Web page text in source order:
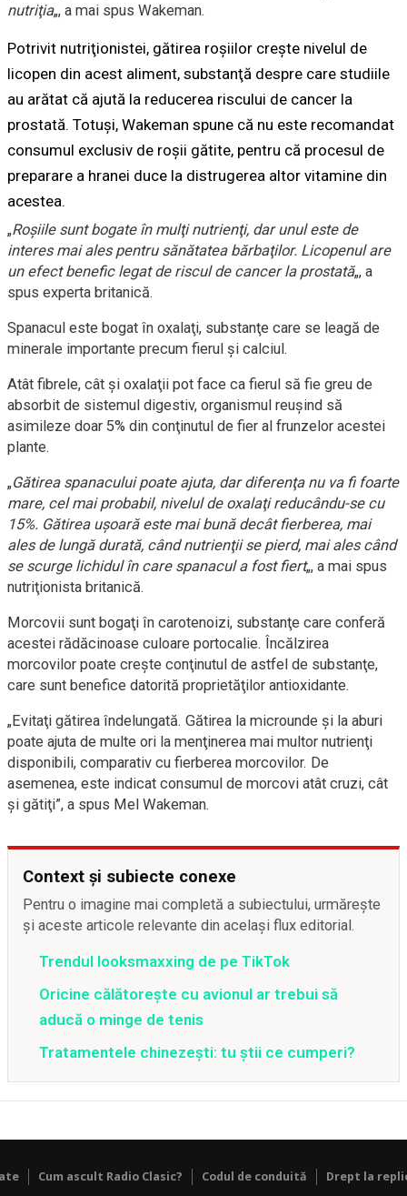
nutriţia„, a mai spus Wakeman.
Potrivit nutriţionistei, gătirea roşiilor creşte nivelul de
licopen din acest aliment, substanţă despre care studiile
au arătat că ajută la reducerea riscului de cancer la
prostată. Totuşi, Wakeman spune că nu este recomandat
consumul exclusiv de roşii gătite, pentru că procesul de
preparare a hranei duce la distrugerea altor vitamine din
acestea.
„Roşiile sunt bogate în mulţi nutrienţi, dar unul este de
interes mai ales pentru sănătatea bărbaţilor. Licopenul are
un efect benefic legat de riscul de cancer la prostată„, a
spus experta britanică.
Spanacul este bogat în oxalaţi, substanţe care se leagă de
minerale importante precum fierul şi calciul.
Atât fibrele, cât şi oxalaţii pot face ca fierul să fie greu de
absorbit de sistemul digestiv, organismul reuşind să
asimileze doar 5% din conţinutul de fier al frunzelor acestei
plante.
„Gătirea spanacului poate ajuta, dar diferenţa nu va fi foarte
mare, cel mai probabil, nivelul de oxalaţi reducându-se cu
15%. Gătirea uşoară este mai bună decât fierberea, mai
ales de lungă durată, când nutrienţii se pierd, mai ales când
se scurge lichidul în care spanacul a fost fiert„, a mai spus
nutriţionista britanică.
Morcovii sunt bogaţi în carotenoizi, substanţe care conferă
acestei rădăcinoase culoare portocalie. Încălzirea
morcovilor poate creşte conţinutul de astfel de substanţe,
care sunt benefice datorită proprietăţilor antioxidante.
„Evitaţi gătirea îndelungată. Gătirea la microunde şi la aburi
poate ajuta de multe ori la menţinerea mai multor nutrienţi
disponibili, comparativ cu fierberea morcovilor. De
asemenea, este indicat consumul de morcovi atât cruzi, cât
şi gătiţi”, a spus Mel Wakeman.
Context și subiecte conexe
Pentru o imagine mai completă a subiectului, urmărește
și aceste articole relevante din același flux editorial.
Trendul looksmaxxing de pe TikTok
Oricine călătorește cu avionul ar trebui să
aducă o minge de tenis
Tratamentele chinezești: tu știi ce cumperi?
Cum ascult Radio Clasic? Codul de conduită Drept la